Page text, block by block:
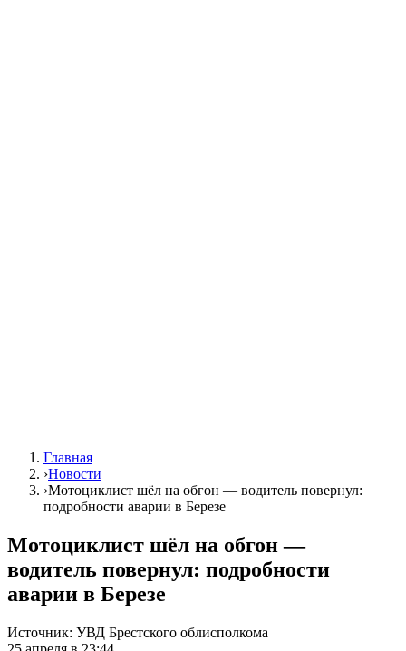
Главная
›Новости
›Мотоциклист шёл на обгон — водитель повернул:
подробности аварии в Березе
Мотоциклист шёл на обгон —
водитель повернул: подробности
аварии в Березе
Источник: УВД Брестского облисполкома